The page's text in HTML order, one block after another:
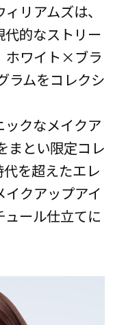
リアムズは、
的なストリー
ホワイト×ブラ
ラムをコレクシ
ックなメイクア
まとい限定コレ
を超えたエレ
クアップアイ
ール仕立てに